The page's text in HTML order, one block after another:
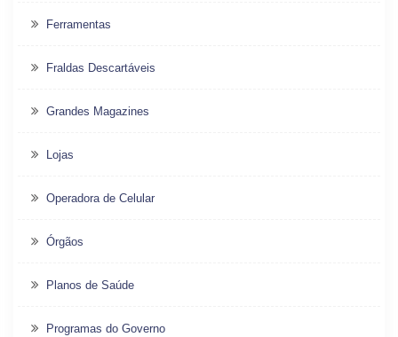
Ferramentas
Fraldas Descartáveis
Grandes Magazines
Lojas
Operadora de Celular
Órgãos
Planos de Saúde
Programas do Governo